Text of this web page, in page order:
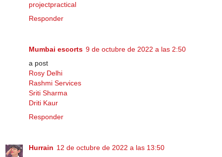
projectpractical
Responder
Mumbai escorts 9 de octubre de 2022 a las 2:50
a post
Rosy Delhi
Rashmi Services
Sriti Sharma
Driti Kaur
Responder
Hurrain 12 de octubre de 2022 a las 13:50